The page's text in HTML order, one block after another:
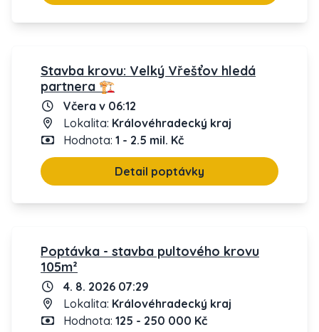
Stavba krovu: Velký Vřešťov hledá
partnera 🏗️
Včera v 06:12
Lokalita: Královéhradecký kraj
Hodnota: 1 - 2.5 mil. Kč
Detail poptávky
Poptávka - stavba pultového krovu
105m²
4. 8. 2026 07:29
Lokalita: Královéhradecký kraj
Hodnota: 125 - 250 000 Kč